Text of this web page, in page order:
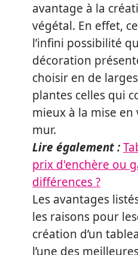
avantage à la
végétal. En effet,
l’infini possibilité
décoration
choisir en de
plantes celles qui
mieux à la mise
mur.
Lire également :
prix d'enchère ou
différences ?
Les avantages
les raisons pour
création d’un
l’une des